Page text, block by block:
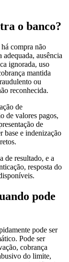
o banco?
compra não
ausência
ignorada, uso
mantida
ou
reconhecida.
de
de valores pagos,
de
base e indenização
de resultado, e a
resposta do
pode
pode ser
Pode ser
cobrança
do limite,